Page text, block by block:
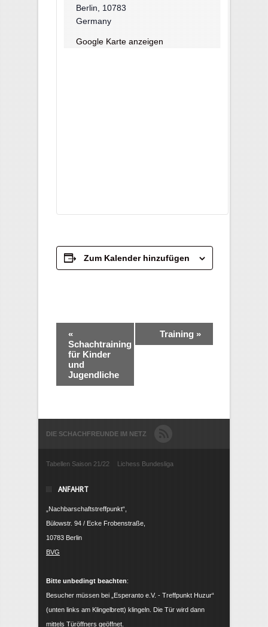
Berlin, 10783
Germany
Google Karte anzeigen
Zum Kalender hinzufügen
Navigation
«
Schachtraining
für Kinder
und
Jugendliche
Training »
DIE SCHACHFREUNDE IM NETZ
Tabellen Saison 21/22 Lichess Bundesliga
ANFAHRT
„Nachbarschaftstreffpunkt“,
Bülowstr. 94 / Ecke Frobenstraße,
10783 Berlin
BVG
Bitte unbedingt beachten:
Besucher müssen bei „Esperanto e.V. - Treffpunkt Huzur“
(unten links am Klingelbrett) klingeln. Die Tür wird dann
mittels Türöffners geöffnet.